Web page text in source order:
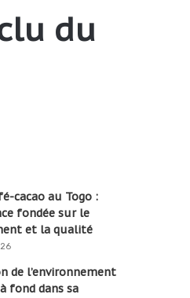
du
cacao au Togo :
fondée sur le
et la qualité
de l’environnement
fond dans sa